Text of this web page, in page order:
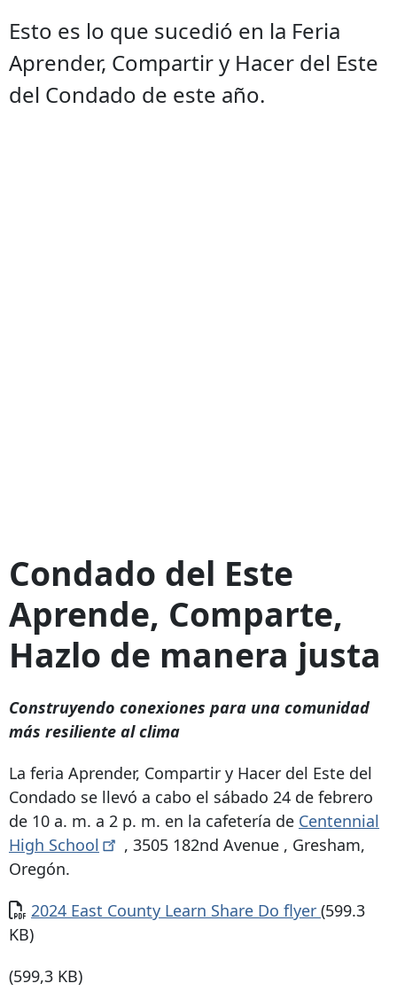
Esto es lo que sucedió en la Feria
Aprender, Compartir y Hacer del Este
del Condado de este año.
Condado del Este
Aprende, Comparte,
Hazlo de manera justa
Construyendo conexiones para una comunidad
más resiliente al clima
La feria Aprender, Compartir y Hacer del Este del
Condado se llevó a cabo el sábado 24 de febrero
de 10 a. m. a 2 p. m. en la cafetería de Centennial
High School , 3505 182nd Avenue, Gresham,
Oregón.
Documento
2024 East County Learn Share Do flyer (599.3
KB)
(599,3 KB)